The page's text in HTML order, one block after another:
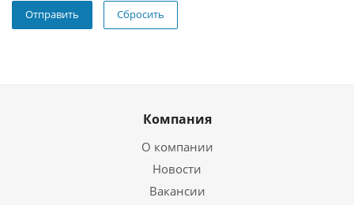
Сбросить
Компания
О компании
Новости
Вакансии